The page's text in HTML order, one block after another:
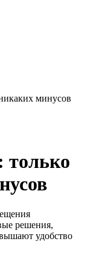
минусов
решения,
удобство